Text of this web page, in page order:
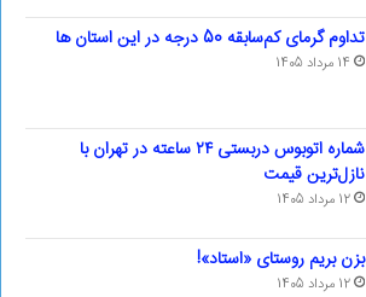
تداوم گرمای کم‌سابقه 50 درجه در این استان ها
14 مرداد 1405
شماره اتوبوس دربستی ۲۴ ساعته در تهران با
نازل‌ترین قیمت
12 مرداد 1405
بزن بریم روستای «استاد»!
12 مرداد 1405